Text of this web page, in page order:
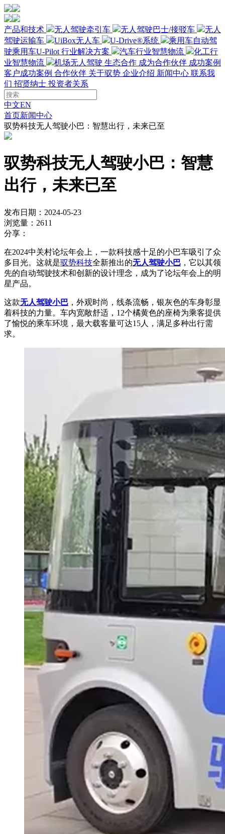
产品和技术 无人驾驶牵引车 无人驾驶巴士/接驳车
无人
驾驶运输车
UiBox无人车 U-Drive®系统
乘用车自动驾
驶乘用车U-Pilot 行业解决方案 汽车行业智慧物流
化工行
业智慧物流
机场无人驾驶 生态合作 成为合作伙伴 成功案例
客户成功案例 合作伙伴 关于驭势 企业介绍 新闻中心 联系我
们 招贤纳士 投资者关系
中文EN
首页新闻中心
驭势科技无人驾驶小巴：智慧出行，未来已至
驭势科技无人驾驶小巴：智慧
出行，未来已至
发布日期：2024-05-23
浏览量：2611
分享：
在2024中关村论坛年会上，一款科技感十足的小巴车吸引了众
多目光。这就是驭势科技全新推出的无人驾驶小巴 ，它以其领
先的自动驾驶技术和创新的设计理念，成为了论坛年会上的明
星产品。
这款无人驾驶小巴 ，外观时尚，线条流畅，银灰色的车身彰显
着科技的力量。车内宽敞舒适，12个橘黄色的座椅为乘客提供
了愉悦的乘车环境，最大载客量可达15人，满足多种出行需
求。